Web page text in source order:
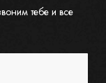
тебе и все